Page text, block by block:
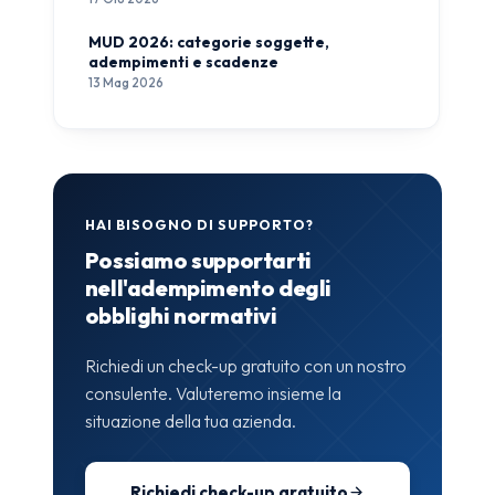
MUD 2026: categorie soggette,
adempimenti e scadenze
13 Mag 2026
HAI BISOGNO DI SUPPORTO?
Possiamo supportarti
nell'adempimento degli
obblighi normativi
Richiedi un check-up gratuito con un nostro
consulente. Valuteremo insieme la
situazione della tua azienda.